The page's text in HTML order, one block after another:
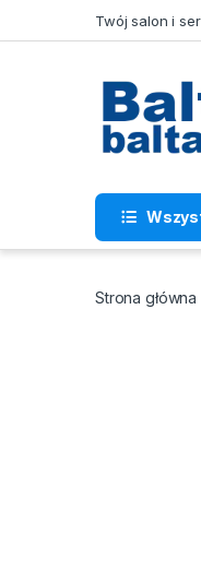
Skip to navigationTwój salon i
Strona główna